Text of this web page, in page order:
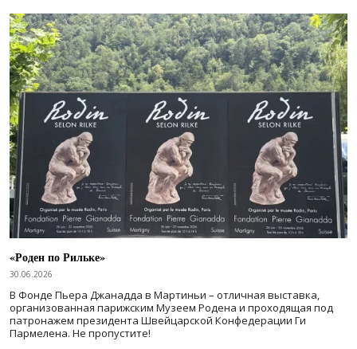
«Роден по Рильке»
30.06.2026
В Фонде Пьера Джанадда в Мартиньи – отличная выставка,
организованная парижским Музеем Родена и проходящая под
патронажем президента Швейцарской Конфедерации Ги
Пармелена. Не пропустите!